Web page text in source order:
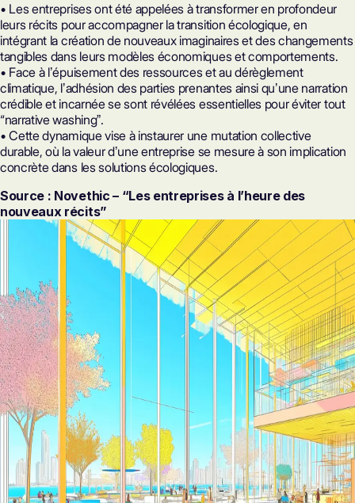
• Les entreprises ont été appelées à transformer en profondeur
leurs récits pour accompagner la transition écologique, en
intégrant la création de nouveaux imaginaires et des changements
tangibles dans leurs modèles économiques et comportements.
• Face à lʼépuisement des ressources et au dérèglement
climatique, lʼadhésion des parties prenantes ainsi quʼune narration
crédible et incarnée se sont révélées essentielles pour éviter tout
“narrative washingˮ.
• Cette dynamique vise à instaurer une mutation collective
durable, où la valeur dʼune entreprise se mesure à son implication
concrète dans les solutions écologiques.
Source : Novethic – “Les entreprises à l’heure des
nouveaux récits”